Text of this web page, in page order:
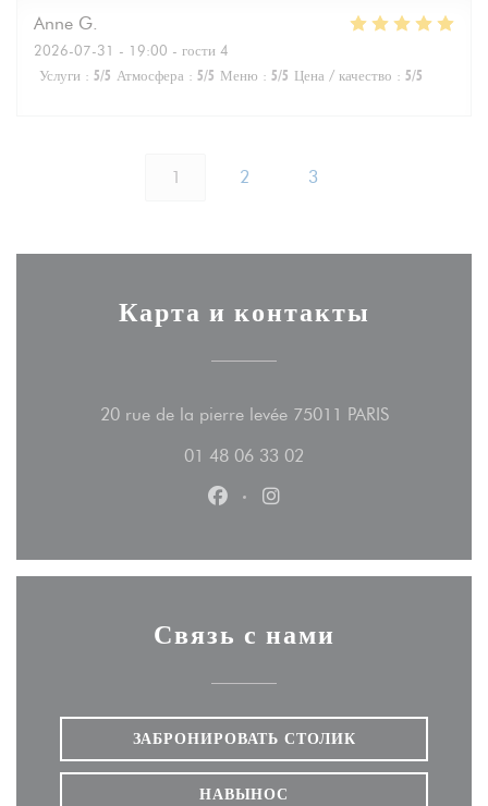
Anne G
2026-07-31 - 19:00 - гости 4
Услуги : 5/5 Атмосфера : 5/5 Меню : 5/5 Цена / качество : 5/5
1 2 3
Карта и контакты
20 rue de la pierre levée 75011 PARIS
01 48 06 33 02
Facebook ((открывается в
Instagram ((открывается
Связь с нами
ЗАБРОНИРОВАТЬ СТОЛИК
НАВЫНОС